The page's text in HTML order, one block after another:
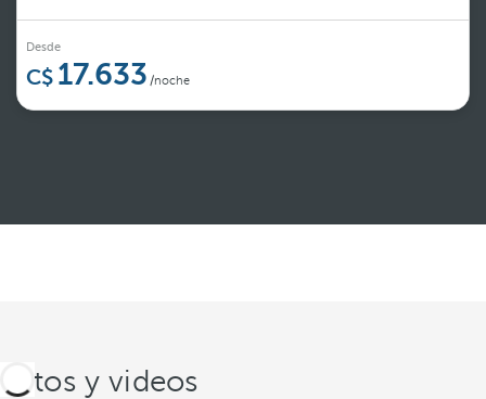
Desde
17.633 /noche
Fotos y videos